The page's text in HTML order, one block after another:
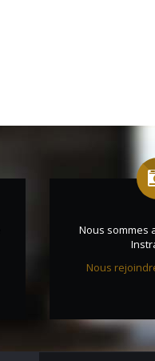
Nous sommes
Nous